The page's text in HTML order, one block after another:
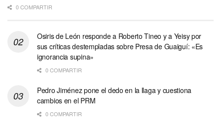
0 COMPARTIR
Osiris de León responde a Roberto Tineo y a Yeisy por
sus críticas destempladas sobre Presa de Guaiguí: «Es
ignorancia supina»
0 COMPARTIR
Pedro Jiménez pone el dedo en la llaga y cuestiona
cambios en el PRM
0 COMPARTIR